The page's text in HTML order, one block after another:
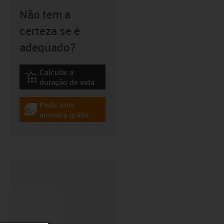
Não tem a
certeza se é
adequado?
igus-icon-lebensdauerrechner
Calcular a
duração de vida
igus-icon-gratismuster
Pedir uma
amostra grátis